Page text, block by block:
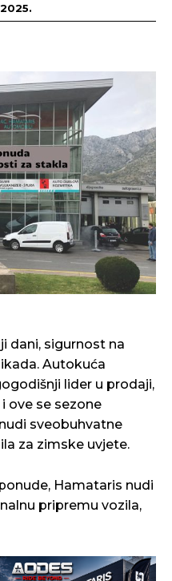
dani, sigurnost na
Autokuća
lider u prodaji,
ove se sezone
sveobuhvatne
za zimske uvjete.
Hamataris nudi
pripremu vozila,